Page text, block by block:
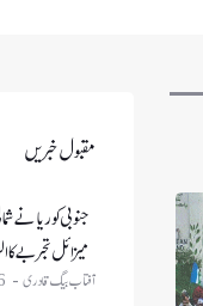
مقبول خبریں
جنوبی کوریا نے
میزائل تجربے کا
آفتاب بیگ قادری